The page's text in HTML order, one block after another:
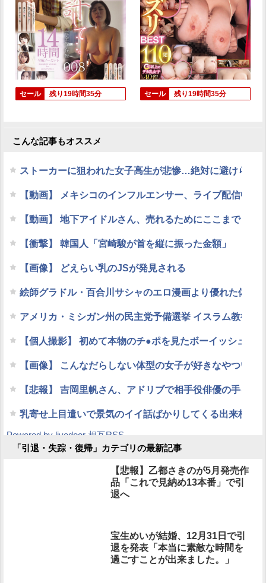
セール 残り19時間35分 セール 残り19時間35分
こんな記事もオススメ
ストーカーに狙われた女子高生が悲惨…絶対に避けられ
【動画】 メキシコのインフルエンサー、ライブ配信中に
【動画】 地下アイドルさん、売れるためにここまで
【衝撃】 韓国人「宮崎駿が首を縦に振った金額」
【画像】 どえらい乳のJSが発見される
絵師グラドル・百合川サシャのエロ漫画より優れた体
アメリカ・ミシガン州の民主党予備選挙 イスラム教徒
【個人撮影】 初めて本物のチ●ポを見たボーイッシュ女
【画像】 こんなだらしない体型の女子が好きなやついる
【悲報】 吉岡里帆さん、アドリブで相手役俳優の手を
乳寄せ上目遣いで景気のイイ話ばかりしてくる出来杉
Powered by livedoor 相互RSS
「引退・失踪・復帰」カテゴリの最新記事
【悲報】乙都さきのが5月発売作
品「これで見納め13本番」で引
退へ
宝生めいが結婚、12月31日で引
退を発表「本当に素敵な時間を
過ごすことが出来ました。」